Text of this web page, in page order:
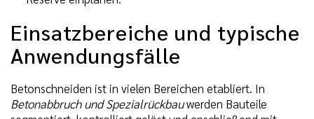
Einsatzbereiche und typische
Anwendungsfälle
Betonschneiden ist in vielen Bereichen etabliert. In
Betonabbruch und Spezialrückbauwerden Bauteile